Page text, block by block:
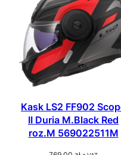
Kask LS2 FF902
II Duria M.Black Red
roz.M 569022511M